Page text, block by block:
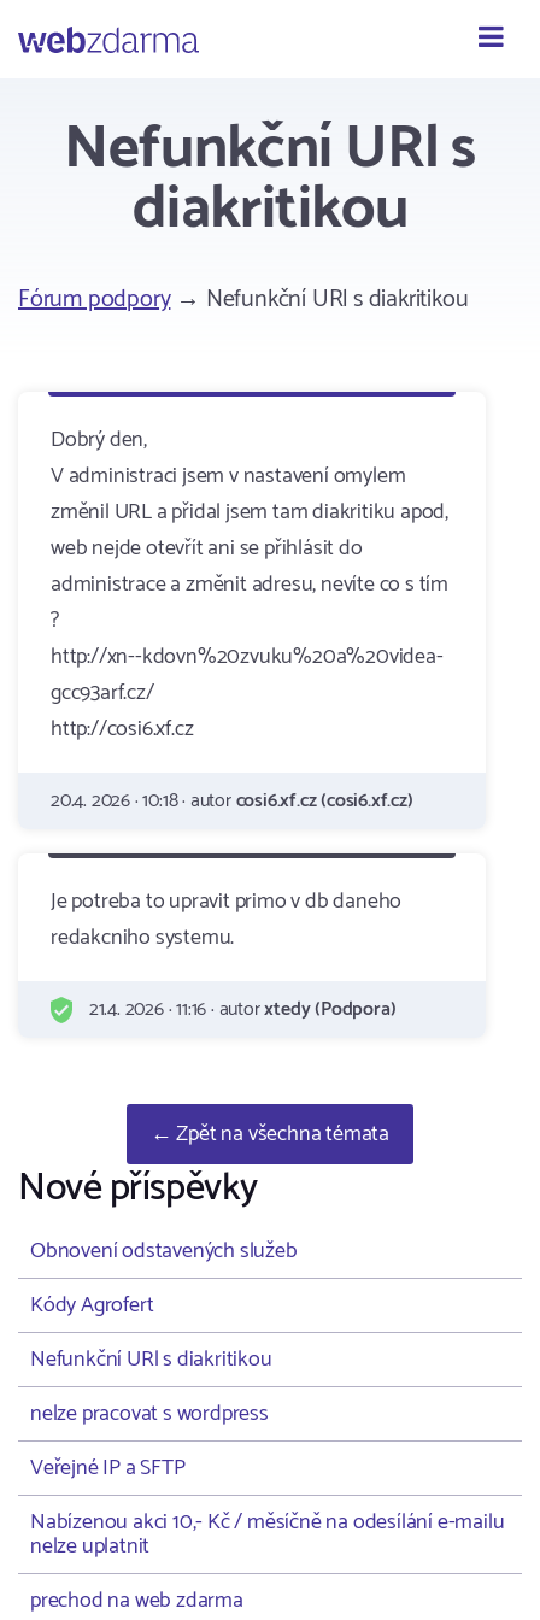
Webzdarma
Nefunkční URl s
diakritikou
Fórum podpory→ Nefunkční URl s diakritikou
Dobrý den,
V administraci jsem v nastavení omylem
změnil URL a přidal jsem tam diakritiku apod,
web nejde otevřít ani se přihlásit do
administrace a změnit adresu, nevíte co s tím
?
http://xn--kdovn%20zvuku%20a%20videa-
gcc93arf.cz/
http://cosi6.xf.cz
20.4. 2026 · 10:18 · autorcosi6.xf.cz (cosi6.xf.cz)
Je potreba to upravit primo v db daneho
redakcniho systemu.
21.4. 2026 · 11:16 · autorxtedy (Podpora)
← Zpět na všechna témata
Nové příspěvky
Obnovení odstavených služeb
Kódy Agrofert
Nefunkční URl s diakritikou
nelze pracovat s wordpress
Veřejné IP a SFTP
Nabízenou akci 10,- Kč / měsíčně na odesílání e-mailu
nelze uplatnit
prechod na web zdarma